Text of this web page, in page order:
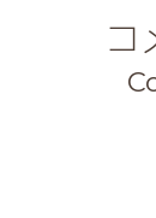
コ